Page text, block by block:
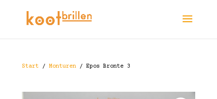
Start/ Monturen/ Epos Bronte 3